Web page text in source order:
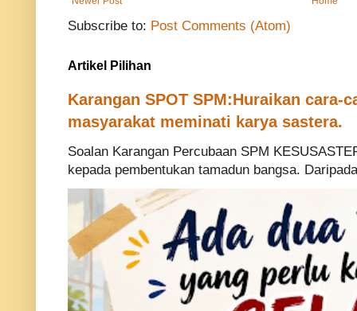
Subscribe to: Post Comments (Atom)
Artikel Pilihan
Karangan SPOT SPM:Huraikan cara-
masyarakat meminati karya sastera.
Soalan Karangan Percubaan SPM
kepada pembentukan tamadun bangsa.